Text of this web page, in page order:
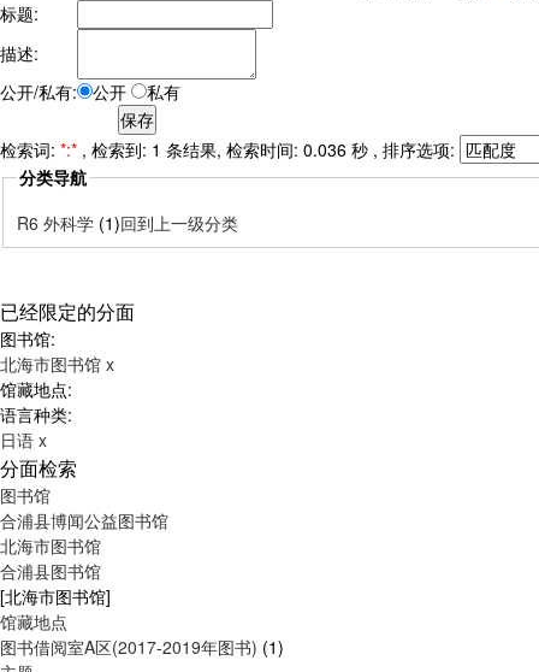
标题:
描述:
公开/私有:
公开 私有
检索词: *:* , 检索到: 1 条结果, 检索时间: 0.036 秒 , 排序选项:
分类导航
R6 外科学 (1)回到上一级分类
已经限定的分面
图书馆:
北海市图书馆 x
馆藏地点:
语言种类:
日语 x
分面检索
图书馆
合浦县博闻公益图书馆
北海市图书馆
合浦县图书馆
[北海市图书馆]
馆藏地点
图书借阅室A区(2017-2019年图书) (1)